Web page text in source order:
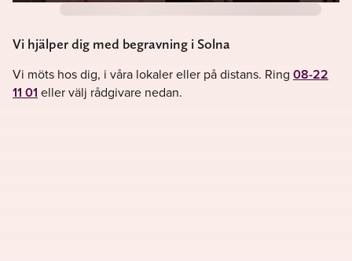
Vi hjälper dig med begravning i Solna
Vi möts hos dig, i våra lokaler eller på distans. Ring 08-22
11 01 eller välj rådgivare nedan.